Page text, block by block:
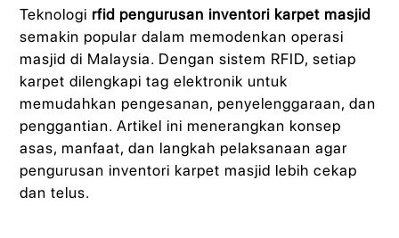
Teknologi rfid pengurusan inventori karpet masjid
semakin popular dalam memodenkan operasi
masjid di Malaysia. Dengan sistem RFID, setiap
karpet dilengkapi tag elektronik untuk
memudahkan pengesanan, penyelenggaraan, dan
penggantian. Artikel ini menerangkan konsep
asas, manfaat, dan langkah pelaksanaan agar
pengurusan inventori karpet masjid lebih cekap
dan telus.